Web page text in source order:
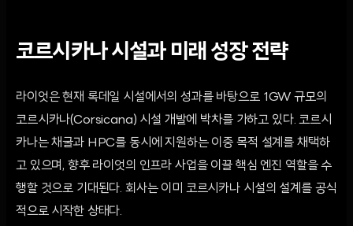
코르시카나 시설과 미래 성장 전략
라이엇은 현재 록데일 시설에서의 성과를 바탕으로 1GW 규모의
코르시카나(Corsicana) 시설 개발에 박차를 가하고 있다. 코르시
카나는 채굴과 HPC를 동시에 지원하는 이중 목적 설계를 채택하
고 있으며, 향후 라이엇의 인프라 사업을 이끌 핵심 엔진 역할을 수
행할 것으로 기대된다. 회사는 이미 코르시카나 시설의 설계를 공식
적으로 시작한 상태다.